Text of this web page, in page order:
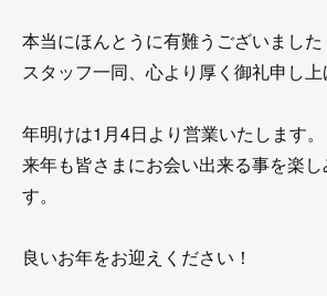
本当にほんとうに有難うございました
スタッフ一同、心より厚く御礼申し上
年明けは1月4日より営業いたします。
来年も皆さまにお会い出来る事を楽し
す。
良いお年をお迎えください！